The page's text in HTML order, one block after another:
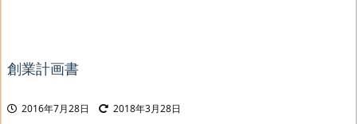
創業計画書
2016年7月28日 2018年3月28日